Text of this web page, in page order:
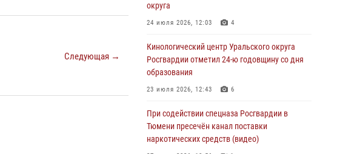
Следующая →
Росгвардейцы в Тюменской области почтили
Яковлева
05 августа 2026, 11:03 4
В Тюмени офицер Росгвардии в радиоэфире
владения оружием
05 августа 2026, 09:56 2
округа
24 июля 2026, 12:03 4
Кинологический центр Уральского округа
Росгвардии отметил 24-ю годовщину со дня
образования
23 июля 2026, 12:43 6
При содействии спецназа Росгвардии в
Тюмени пресечён канал поставки
наркотических средств (видео)